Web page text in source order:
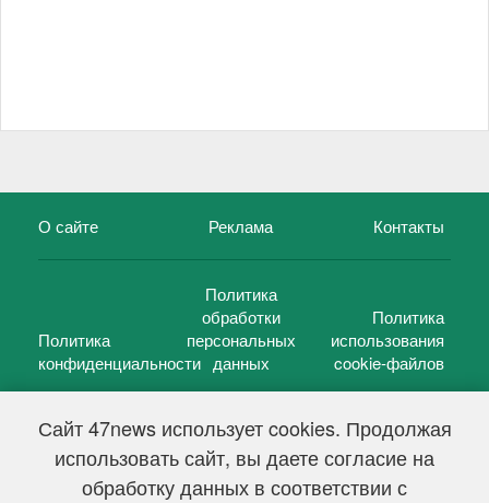
Сайт 47news использует cookies. Продолжая
использовать сайт, вы даете согласие на
обработку данных в соответствии с
О сайте Реклама Контакты
Политика
конфиденциальности
Политика
обработки
персональных
данных
Политика
использования
cookie-файлов
47 новостей (47 news)2005 — 2026 г.
Свидетельство о регистрации СМИ Эл № ФС 77-39848, выдано